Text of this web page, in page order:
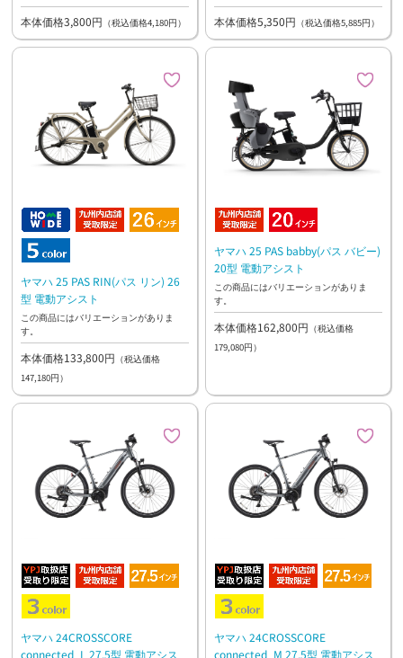
本体価格3,800円 （税込価格4,180円） 本体価格5,350円 （税込価格5,885円）
ヤマハ 25 PAS RIN(パス リン) 26
型 電動アシスト
この商品にはバリエーションがありま
す。
本体価格133,800円 （税込価格
147,180円）
ヤマハ 25 PAS babby(パス バビー)
20型 電動アシスト
この商品にはバリエーションがありま
す。
本体価格162,800円 （税込価格
179,080円）
ヤマハ 24CROSSCORE
connected_L 27.5型 電動アシス
ヤマハ 24CROSSCORE
connected_M 27.5型 電動アシス